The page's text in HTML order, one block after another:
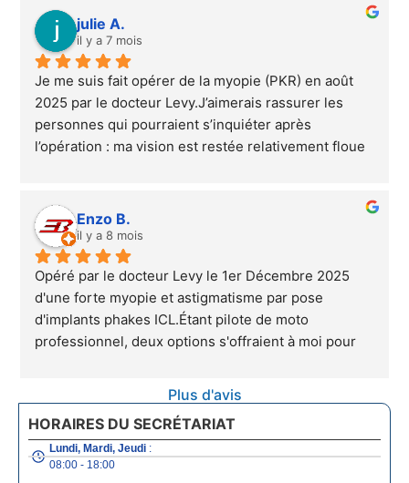
aucune douleur pour l’implant ICL dès le lendemain
je voyais très bien et pour le laser léger grain de
sable 2/3 jours après l’opération et puis c’est
tout.Résultat 10/10 au deux yeux sachant que j’avais
-6 œil gauche et 0 œil droit !Je recommande le
docteur Lévy à 200% ainsi que son assistante
(Nathalie) car désormais je revis !! Merci bcp
julie A.
il y a 7 mois
Je me suis fait opérer de la myopie (PKR) en août
2025 par le docteur Levy.J’aimerais rassurer les
personnes qui pourraient s’inquiéter après
l’opération : ma vision est restée relativement floue
2025 et, après contrôle, j’ai désormais 10/10 aux
deux yeux! 😁Un grand merci au docteur Levy pour
son professionnalisme et son expertise, car cette
opération a changé ma vie!
Enzo B.
il y a 8 mois
Opéré par le docteur Levy le 1er Décembre 2025
d'une forte myopie et astigmatisme par pose
d'implants phakes ICL.Étant pilote de moto
professionnel, deux options s'offraient à moi pour
lunettes.Suite à plusieurs problèmes rencontrés ces
deux dernières saisons avec les lentilles (kératite
sévère...), cela devenait un vrai problème. Les
lunettes, avec ma correction et les vibration qu'il
peut y avoir dans un casque à haute vitesse, c'était
Plus d'avis
HORAIRES DU SECRÉTARIAT
Lundi, Mardi, Jeudi:
08:00 - 18:00